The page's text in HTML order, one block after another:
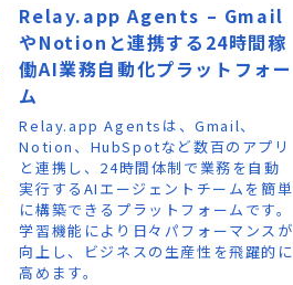
Relay.app Agents – Gmail
やNotionと連携する24時間稼
働AI業務自動化プラットフォー
ム
Relay.app Agentsは、Gmail、
Notion、HubSpotなど数百のアプリ
と連携し、24時間体制で業務を自動
実行するAIエージェントチームを簡単
に構築できるプラットフォームです。
学習機能により日々パフォーマンスが
向上し、ビジネスの生産性を飛躍的に
高めます。